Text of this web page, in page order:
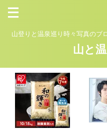
山登りと温泉巡り時々写真のブ
山と